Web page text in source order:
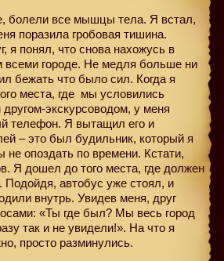
болели все мышцы тела. Я встал,
поразила гробовая тишина.
я понял, что снова нахожусь в
всеми городе. Не медля больше ни
бежать что было сил. Когда я
места, где мы условились
экскурсоводом, у меня
телефон. Я вытащил его и
– это был будильник, который я
не опоздать по времени. Кстати,
Я дошел до того места, где должен
Подойдя, автобус уже стоял, и
внутрь. Увидев меня, друг
«Ты где был? Мы весь город
так и не увидели!». На что я
просто разминулись.